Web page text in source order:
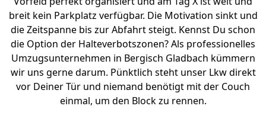
breit kein Parkplatz verfügbar. Die Motivation sinkt und
die Zeitspanne bis zur Abfahrt steigt. Kennst Du schon
die Option der Halteverbotszonen? Als professionelles
Umzugsunternehmen in Bergisch Gladbach kümmern
wir uns gerne darum. Pünktlich steht unser Lkw direkt
vor Deiner Tür und niemand benötigt mit der Couch
einmal, um den Block zu rennen.